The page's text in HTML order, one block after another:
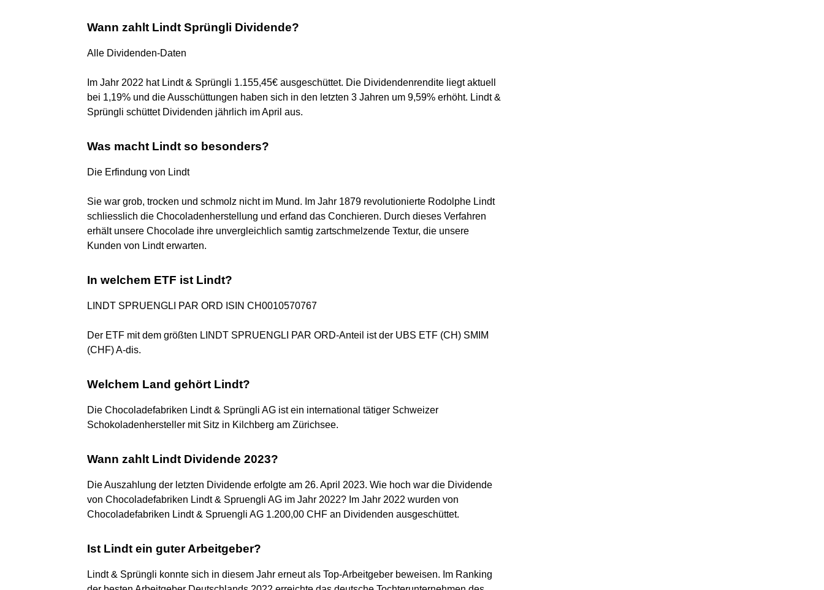
Wann zahlt Lindt Sprüngli Dividende?
Alle Dividenden-Daten
Im Jahr 2022 hat Lindt & Sprüngli 1.155,45€ ausgeschüttet. Die Dividendenrendite liegt aktuell
bei 1,19% und die Ausschüttungen haben sich in den letzten 3 Jahren um 9,59% erhöht. Lindt &
Sprüngli schüttet Dividenden jährlich im April aus.
Was macht Lindt so besonders?
Die Erfindung von Lindt
Sie war grob, trocken und schmolz nicht im Mund. Im Jahr 1879 revolutionierte Rodolphe Lindt
schliesslich die Chocoladenherstellung und erfand das Conchieren. Durch dieses Verfahren
erhält unsere Chocolade ihre unvergleichlich samtig zartschmelzende Textur, die unsere
Kunden von Lindt erwarten.
In welchem ETF ist Lindt?
LINDT SPRUENGLI PAR ORD ISIN CH0010570767
Der ETF mit dem größten LINDT SPRUENGLI PAR ORD-Anteil ist der UBS ETF (CH) SMIM
(CHF) A-dis.
Welchem Land gehört Lindt?
Die Chocoladefabriken Lindt & Sprüngli AG ist ein international tätiger Schweizer
Schokoladenhersteller mit Sitz in Kilchberg am Zürichsee.
Wann zahlt Lindt Dividende 2023?
Die Auszahlung der letzten Dividende erfolgte am 26. April 2023. Wie hoch war die Dividende
von Chocoladefabriken Lindt & Spruengli AG im Jahr 2022? Im Jahr 2022 wurden von
Chocoladefabriken Lindt & Spruengli AG 1.200,00 CHF an Dividenden ausgeschüttet.
Ist Lindt ein guter Arbeitgeber?
Lindt & Sprüngli konnte sich in diesem Jahr erneut als Top-Arbeitgeber beweisen. Im Ranking